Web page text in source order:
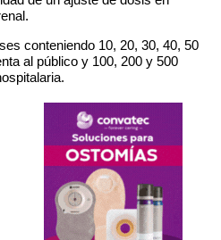
conteniendo 10, 20, 30, 40, 50
al público y 100, 200 y 500